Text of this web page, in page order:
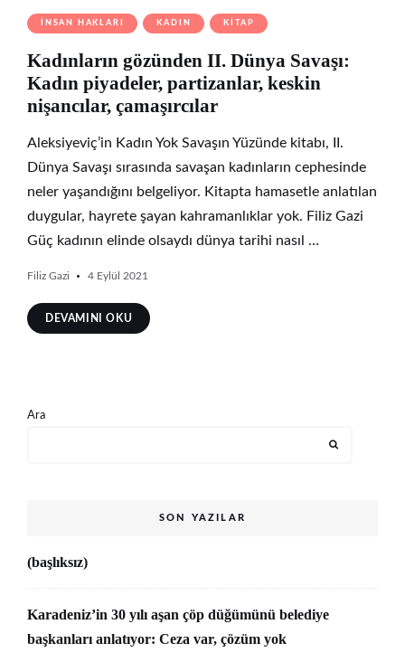
İNSAN HAKLARI KADIN KITAP
Kadınların gözünden II. Dünya Savaşı:
Kadın piyadeler, partizanlar, keskin
nişancılar, çamaşırcılar
Aleksiyeviç’in Kadın Yok Savaşın Yüzünde kitabı, II.
Dünya Savaşı sırasında savaşan kadınların cephesinde
neler yaşandığını belgeliyor. Kitapta hamasetle anlatılan
duygular, hayrete şayan kahramanlıklar yok. Filiz Gazi
Güç kadının elinde olsaydı dünya tarihi nasıl …
Filiz Gazi 4 Eylül 2021
DEVAMINI OKU
Ara
SON YAZILAR
(başlıksız)
Karadeniz’in 30 yılı aşan çöp düğümünü belediye
başkanları anlatıyor: Ceza var, çözüm yok